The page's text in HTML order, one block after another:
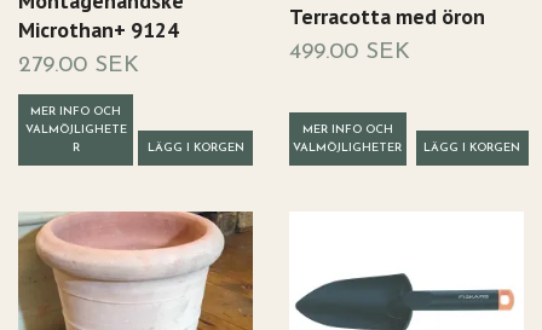
Microthan+ 9124
279.00 SEK
MER INFO OCH
VALMÖJLIGHETE
R
LÄGG I KORGEN
Terracotta med öron
499.00 SEK
MER INFO OCH
VALMÖJLIGHETER